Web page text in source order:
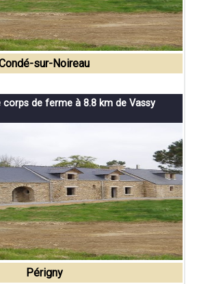
sur-Noireau
de ferme à 8.8 km de Vassy
Périgny